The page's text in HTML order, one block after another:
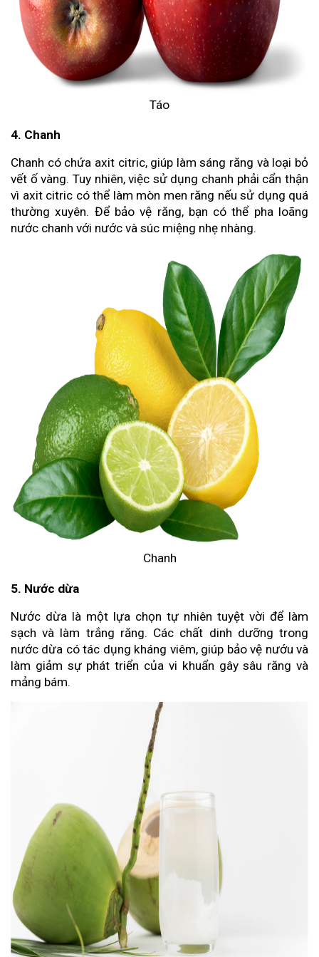
Táo
4. Chanh
Chanh có chứa axit citric, giúp làm sáng răng và loại bỏ
vết ố vàng. Tuy nhiên, việc sử dụng chanh phải cẩn thận
vì axit citric có thể làm mòn men răng nếu sử dụng quá
thường xuyên. Để bảo vệ răng, bạn có thể pha loãng
nước chanh với nước và súc miệng nhẹ nhàng.
Chanh
5. Nước dừa
Nước dừa là một lựa chọn tự nhiên tuyệt vời để làm
sạch và làm trắng răng. Các chất dinh dưỡng trong
nước dừa có tác dụng kháng viêm, giúp bảo vệ nướu và
làm giảm sự phát triển của vi khuẩn gây sâu răng và
mảng bám.